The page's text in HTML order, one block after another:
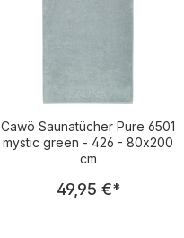
Cawö Saunatücher Pure 6501
mystic green - 426 - 80x200
cm
Regulärer
49,95 €*